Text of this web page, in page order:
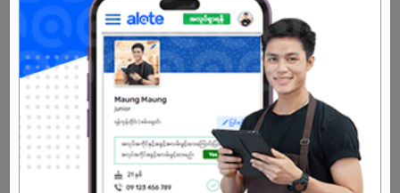
သက်တမ်းကုန်သွားပါပြီ
အကောင့်မရှိသေးဘူးလား?
မှတ်ပုံတင်မယ်